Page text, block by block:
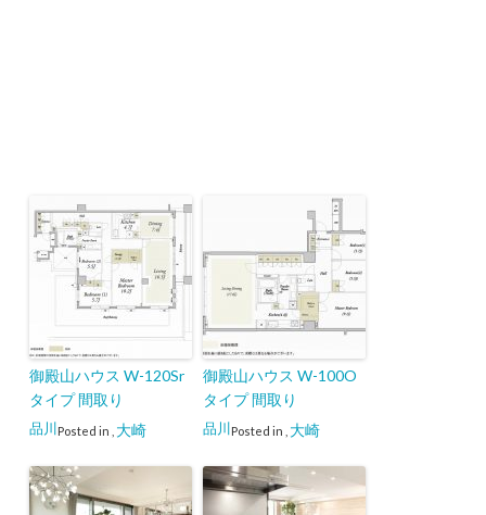
御殿山ハウス W-120Sr
タイプ 間取り
Posted in
品川 大崎
御殿山ハウス W-100O
タイプ 間取り
Posted in
品川 大崎